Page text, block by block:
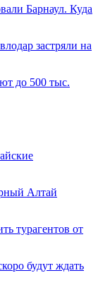
Барнаул. Куда
застряли на
до 500 тыс.
Алтай
турагентов от
будут ждать